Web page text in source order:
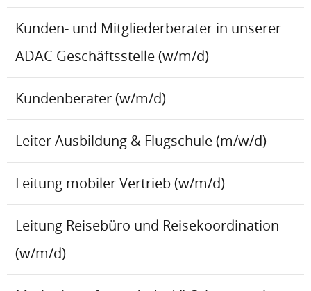
Kunden- und Mitgliederberater in unserer
ADAC Geschäftsstelle (w/m/d)
Kundenberater (w/m/d)
Leiter Ausbildung & Flugschule (m/w/d)
Leitung mobiler Vertrieb (w/m/d)
Leitung Reisebüro und Reisekoordination
(w/m/d)